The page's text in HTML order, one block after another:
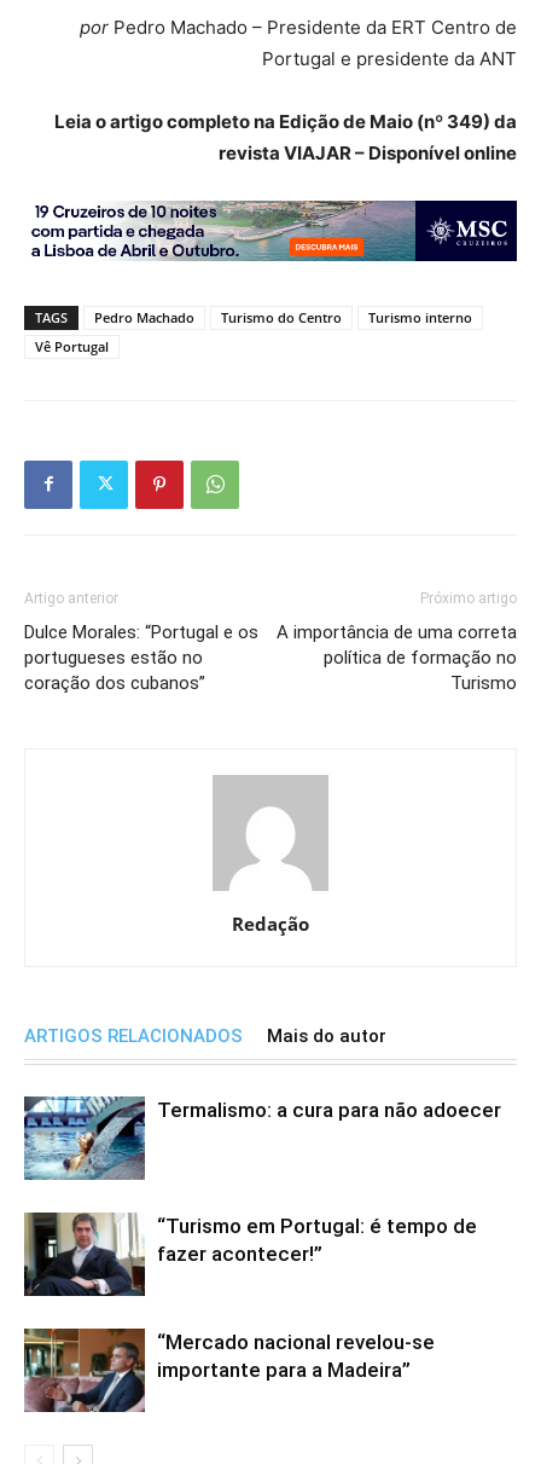
por Pedro Machado – Presidente da ERT Centro de
Portugal e presidente da ANT
Leia o artigo completo na Edição de Maio (nº 349) da
revista VIAJAR – Disponível online
TAGS Pedro Machado Turismo do Centro
Turismo interno
Vê Portugal
Artigo anterior
Dulce Morales: “Portugal e os
portugueses estão no
coração dos cubanos”
Próximo artigo
A importância de uma correta
política de formação no
Turismo
Redação
ARTIGOS RELACIONADOS Mais do autor
Termalismo: a cura para não adoecer
“Turismo em Portugal: é tempo de
fazer acontecer!”
“Mercado nacional revelou-se
importante para a Madeira”